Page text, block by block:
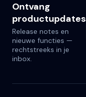
Ontvang
productupdates
Release notes en
nieuwe functies —
rechtstreeks in je
inbox.